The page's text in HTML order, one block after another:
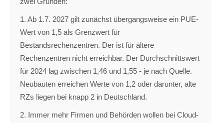
1. Ab 1.7. 2027 gilt zunächst übergangsweise ein PUE-
Wert von 1,5 als Grenzwert für
Bestandsrechenzentren. Der ist für ältere
Rechenzentren nicht erreichbar. Der Durchschnittswert
für 2024 lag zwischen 1,46 und 1,55 - je nach Quelle.
Neubauten erreichen Werte von 1,2 oder darunter, alte
RZs liegen bei knapp 2 in Deutschland.
2. Immer mehr Firmen und Behörden wollen bei Cloud-